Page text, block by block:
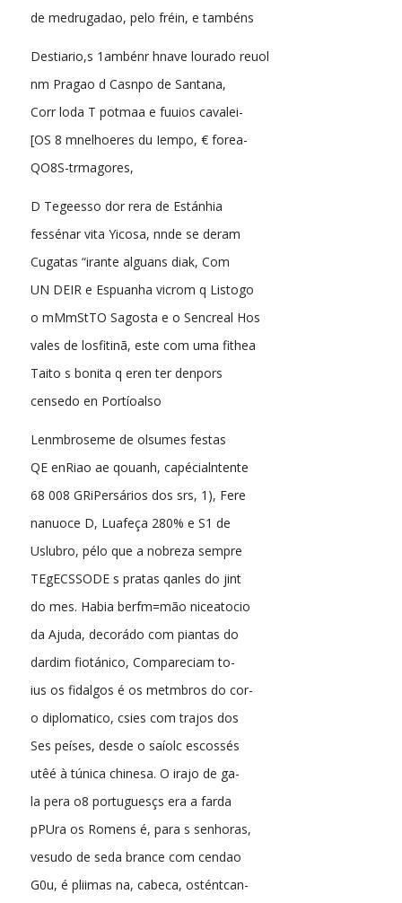
de medrugadao, pelo fréin, e tambéns
Destiario,s 1ambénr hnave lourado reuol
nm Pragao d Casnpo de Santana,
Corr loda T potmaa e fuuios cavalei-
[OS 8 mnelhoeres du Iempo, € forea-
QO8S-trmagores,
D Tegeesso dor rera de Estánhia
fessénar vita Yicosa, nnde se deram
Cugatas “irante alguans diak, Com
UN DEIR e Espuanha vicrom q Listogo
o mMmStTO Sagosta e o Sencreal Hos
vales de losfitinã, este com uma fithea
Taito s bonita q eren ter denpors
censedo en Portíoalso
Lenmbroseme de olsumes festas
QE enRiao ae qouanh, capécialntente
68 008 GRiPersários dos srs, 1), Fere
nanuoce D, Luafeça 280% e S1 de
Uslubro, pélo que a nobreza sempre
TEgECSSODE s pratas qanles do jint
do mes. Habia berfm=mão niceatocio
da Ajuda, decorádo com piantas do
dardim fiotánico, Compareciam to-
ius os fidalgos é os metmbros do cor-
o diplomatico, csies com trajos dos
Ses peíses, desde o saíolc escossés
utêé à túnica chinesa. O irajo de ga-
la pera o8 portuguesçs era a farda
pPUra os Romens é, para s senhoras,
vesudo de seda brance com cendao
G0u, é pliimas na, cabeca, osténtcan-